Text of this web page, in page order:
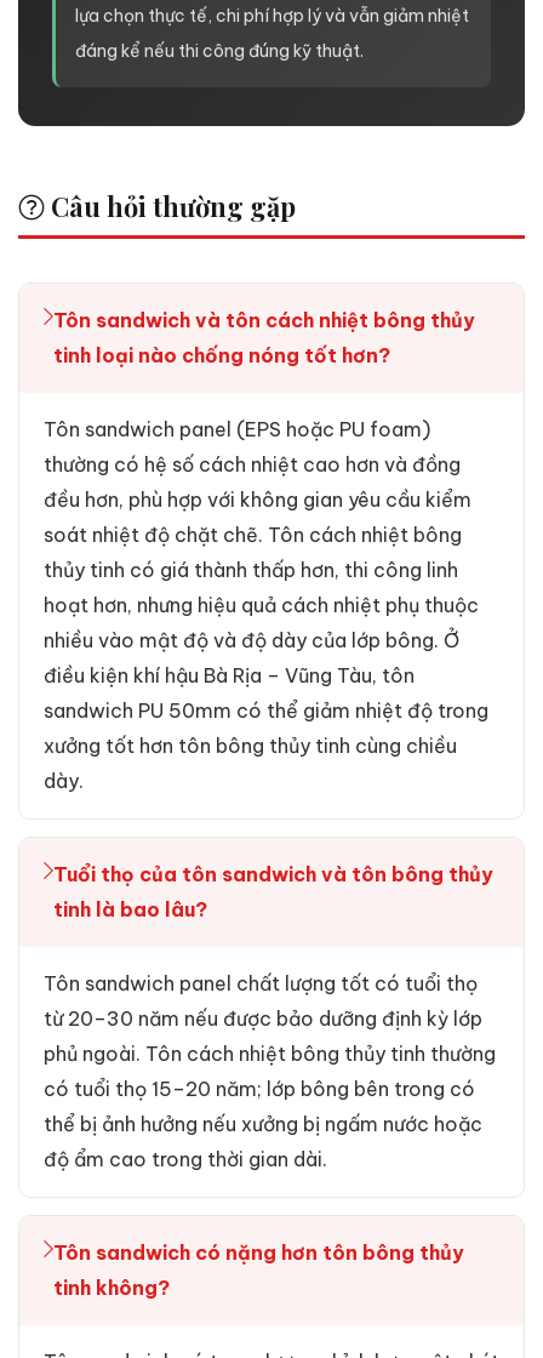
lựa chọn thực tế, chi phí hợp lý và vẫn giảm nhiệt
đáng kể nếu thi công đúng kỹ thuật.
Câu hỏi thường gặp
Tôn sandwich và tôn cách nhiệt bông thủy
tinh loại nào chống nóng tốt hơn?
Tôn sandwich panel (EPS hoặc PU foam)
thường có hệ số cách nhiệt cao hơn và đồng
đều hơn, phù hợp với không gian yêu cầu kiểm
soát nhiệt độ chặt chẽ. Tôn cách nhiệt bông
thủy tinh có giá thành thấp hơn, thi công linh
hoạt hơn, nhưng hiệu quả cách nhiệt phụ thuộc
nhiều vào mật độ và độ dày của lớp bông. Ở
điều kiện khí hậu Bà Rịa – Vũng Tàu, tôn
sandwich PU 50mm có thể giảm nhiệt độ trong
xưởng tốt hơn tôn bông thủy tinh cùng chiều
dày.
Tuổi thọ của tôn sandwich và tôn bông thủy
tinh là bao lâu?
Tôn sandwich panel chất lượng tốt có tuổi thọ
từ 20–30 năm nếu được bảo dưỡng định kỳ lớp
phủ ngoài. Tôn cách nhiệt bông thủy tinh thường
có tuổi thọ 15–20 năm; lớp bông bên trong có
thể bị ảnh hưởng nếu xưởng bị ngấm nước hoặc
độ ẩm cao trong thời gian dài.
Tôn sandwich có nặng hơn tôn bông thủy
tinh không?